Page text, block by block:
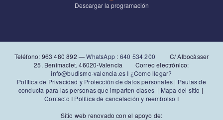
Descargar la programación
Teléfono: 963 480 892‬ —WhatsApp : 640 534 200 C/ Albocàsser
25. Benimaclet. 46020-Valencia Correo electrónico:
info@budismo-valencia.es I ¿Como llegar?
Política de Privacidad y Protección de datos personales | Pautas de
conducta para las personas que imparten clases| Mapa del sitio |
Contacto I Política de cancelación y reembolso I
Sitio web renovado con el apoyo de: